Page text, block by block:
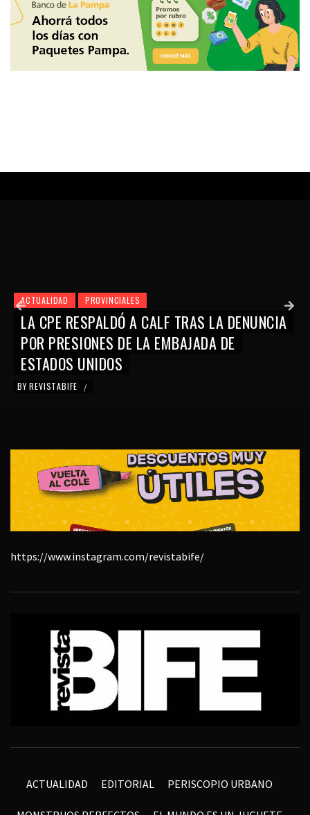
ACTUALIDAD PROVINCIALES
LA CPE RESPALDÓ A CALF TRAS LA DENUNCIA
POR PRESIONES DE LA EMBAJADA DE
ESTADOS UNIDOS
BY REVISTABIFE /
https://www.instagram.com/revistabife/
ACTUALIDAD EDITORIAL PERISCOPIO URBANO